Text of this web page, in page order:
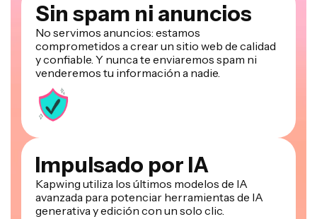
Sin spam ni anuncios
No servimos anuncios: estamos
comprometidos a crear un sitio web de calidad
y confiable. Y nunca te enviaremos spam ni
venderemos tu información a nadie.
Impulsado por IA
Kapwing utiliza los últimos modelos de IA
avanzada para potenciar herramientas de IA
generativa y edición con un solo clic.